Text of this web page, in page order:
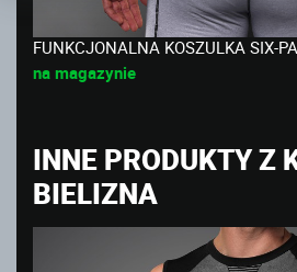
FUNKCJONALNA KOSZULKA SIX-
na magazynie
INNE PRODUKTY Z
BIELIZNA